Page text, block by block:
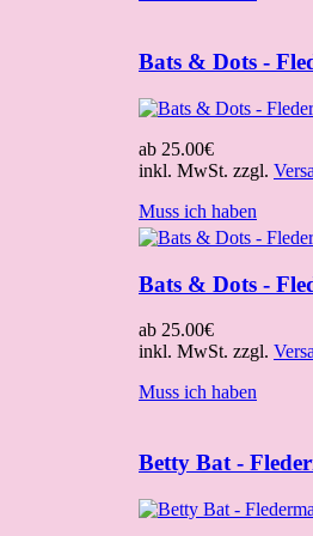
Bats & Dots -
ab 25.00€
inkl. MwSt. zzgl.
Muss ich haben
Bats & Dots -
ab 25.00€
inkl. MwSt. zzgl.
Muss ich haben
Betty Bat -